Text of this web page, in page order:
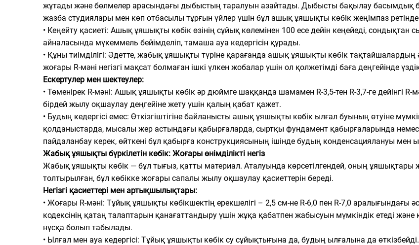
жұтады және бөлмелер арасындағы дыбыстың таралуын азайтады. Дыбысты бақылау басымдық
жазба студиялары мен көп отбасылы тұрғын үйлер үшін бұл ашық ұяшықты көбік жеңімпаз
• Кеңейту қасиеті: Ашық ұяшықты көбік өзінің сұйық көлемінен 100 есе дейін кеңейеді,
айналасында мүкеммель бейімделіп, тамаша ауа кедергісін құрады.
• Құны тиімділігі: Әдетте, жабық ұяшықты түріне қарағанда ашық ұяшықты көбік тақтайшалардың
жоғары R-мәні негізгі мақсат болмаған ішкі үлкен жобалар үшін ол қолжетімді баға деңгейінде
Ескертулер мен шектеулер:
• Төменірек R-мәні: Ашық ұяшықты көбік әр дюймге шаққанда шамамен R-3,5-тен R-3,7-ге дейінгі
бірдей жылу оқшаулау деңгейіне жету үшін қалың қабат қажет.
• Будың кедергісі емес: Өткізгіштігіне байланысты ашық ұяшықты көбік ылғал буының өтуіне
қолданыстарда, мысалы жер астындағы қабырғаларда, сыртқы фундамент қабырғаларында
пайдаланбау керек, өйткені бұл қабырға конструкциясының ішінде будың конденсациялануы мен
Жабық ұяшықты бүркілетін көбік: Жоғары өнімділікті негіз
Жабық ұяшықты көбік — бұл тығыз, қатты материал. Аталуында көрсетілгендей, оның ұяшықтары
толтырылған, бұл көбікке жоғары сапалы жылу оқшаулау қасиеттерін береді.
Негізгі қасиеттері мен артықшылықтары:
• Жоғары R-мәні: Тұйық ұяшықты көбікшектің ерекшелігі – 2,5 см-не R-6,0 пен R-7,0 аралығындағы
кодексінің қатаң талаптарын қанағаттандыру үшін жұқа қабатпен жабысуын мүмкіндік етеді және
нұсқа болып табылады.
• Ылғал мен ауа кедергісі: Тұйық ұяшықты көбік су сұйықтығына да, будың ылғалына да